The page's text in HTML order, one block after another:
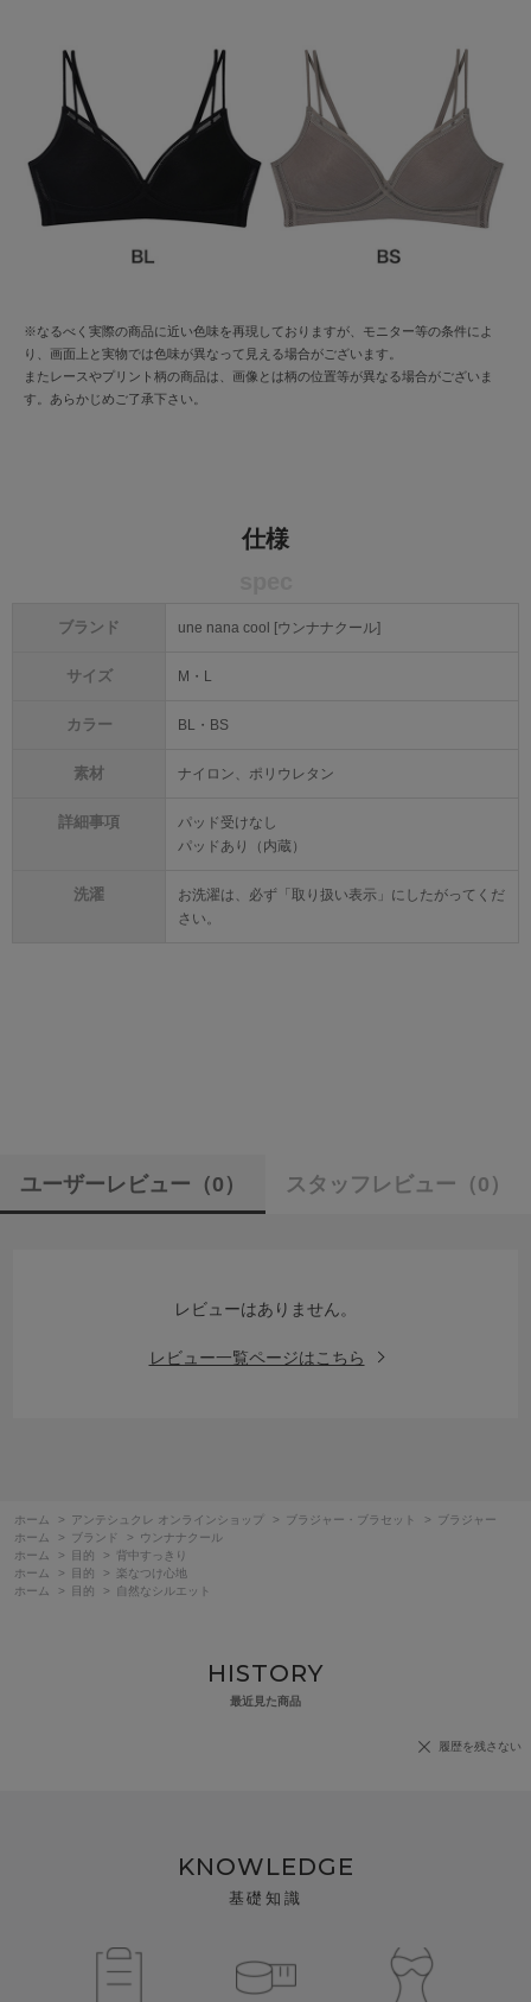
※なるべく実際の商品に近い色味を再現しておりますが、モニター等の条件によ
り、画面上と実物では色味が異なって見える場合がございます。
またレースやプリント柄の商品は、画像とは柄の位置等が異なる場合がございま
す。あらかじめご了承下さい。
仕様
ブランド une nana cool [ウンナナクール]
サイズ M・L
カラー BL・BS
素材 ナイロン、ポリウレタン
詳細事項
パッド受けなし
パッドあり（内蔵）
洗濯
お洗濯は、必ず「取り扱い表示」にしたがってくだ
さい。
ユーザーレビュー （0） スタッフレビュー （0）
レビューはありません。
レビュー一覧ページはこちら
ホーム > アンテシュクレ オンラインショップ > ブラジャー・ブラセット >
ブラジャー
ホーム
> ブランド >
ウンナナクール
ホーム
> 目的 >
背中すっきり
ホーム
> 目的 >
楽なつけ心地
ホーム
> 目的 > 自然なシルエット
HISTORY
最近見た商品
履歴を残さない
KNOWLEDGE
基礎知識